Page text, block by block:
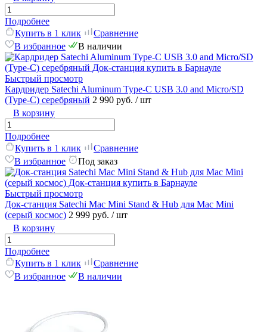
Подробнее
Купить в 1 клик
Сравнение
В избранное
В наличии
Быстрый просмотр
Кардридер Satechi Aluminum Type-C USB 3.0 and Micro/SD
(Type-C) серебряный 2 990 руб. / шт
В корзину
Подробнее
Купить в 1 клик
Сравнение
В избранное
Под заказ
Быстрый просмотр
Док-станция Satechi Mac Mini Stand & Hub для Mac Mini
(серый космос) 2 999 руб. / шт
В корзину
Подробнее
Купить в 1 клик
Сравнение
В избранное
В наличии